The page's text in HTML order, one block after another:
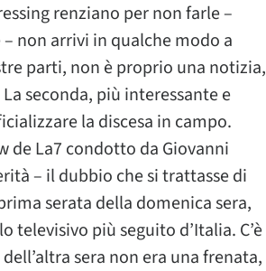
renziano per non farle –
non arrivi in qualche modo a
parti, non è proprio una notizia,
seconda, più interessante e
la discesa in campo.
de La7 condotto da Giovanni
– il dubbio che si trattasse di
serata della domenica sera,
più seguito d’Italia. C’è
sera non era una frenata,